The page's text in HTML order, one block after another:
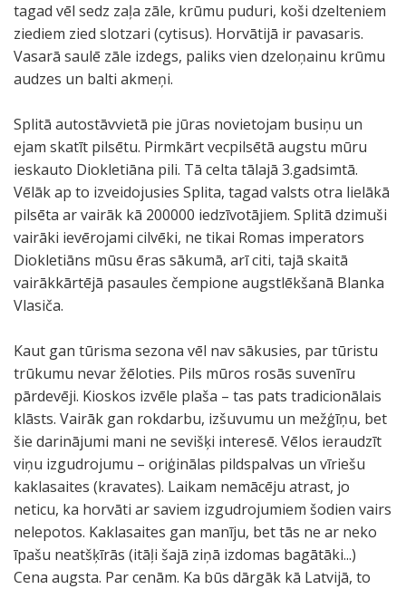
tagad vēl sedz zaļa zāle, krūmu puduri, koši dzelteniem
ziediem zied slotzari (cytisus). Horvātijā ir pavasaris.
Vasarā saulē zāle izdegs, paliks vien dzeloņainu krūmu
audzes un balti akmeņi.
Splitā autostāvvietā pie jūras novietojam busiņu un
ejam skatīt pilsētu. Pirmkārt vecpilsētā augstu mūru
ieskauto Diokletiāna pili. Tā celta tālajā 3.gadsimtā.
Vēlāk ap to izveidojusies Splita, tagad valsts otra lielākā
pilsēta ar vairāk kā 200000 iedzīvotājiem. Splitā dzimuši
vairāki ievērojami cilvēki, ne tikai Romas imperators
Diokletiāns mūsu ēras sākumā, arī citi, tajā skaitā
vairākkārtējā pasaules čempione augstlēkšanā Blanka
Vlasiča.
Kaut gan tūrisma sezona vēl nav sākusies, par tūristu
trūkumu nevar žēloties. Pils mūros rosās suvenīru
pārdevēji. Kioskos izvēle plaša – tas pats tradicionālais
klāsts. Vairāk gan rokdarbu, izšuvumu un mežģīņu, bet
šie darinājumi mani ne sevišķi interesē. Vēlos ieraudzīt
viņu izgudrojumu – oriģinālas pildspalvas un vīriešu
kaklasaites (kravates). Laikam nemācēju atrast, jo
neticu, ka horvāti ar saviem izgudrojumiem šodien vairs
nelepotos. Kaklasaites gan manīju, bet tās ne ar neko
īpašu neatšķīrās (itāļi šajā ziņā izdomas bagātāki...)
Cena augsta. Par cenām. Ka būs dārgāk kā Latvijā, to